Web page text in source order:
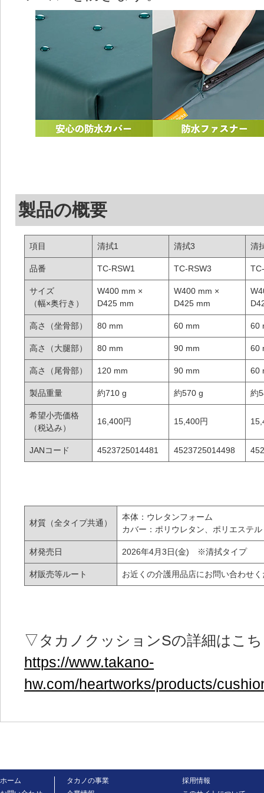
製品の概要
項目 清拭1 清拭3 清
品番 TC-RSW1 TC-RSW3
サイズ
（幅×奥行き）
W400 mm ×
D425 mm
W400 mm ×
D425 mm
高さ（坐骨部） 80 mm 60 mm 60
高さ（大腿部） 80 mm 90 mm 60
高さ（尾骨部） 120 mm 90 mm 60
製品重量 約710 g 約570 g 約
希望小売価格
（税込み）
16,400円 15,400円
JANコード 4523725014481 4523725014498
材質（全タイプ共通）
本体：ウレタンフォーム
カバー：ポリウレタン、ポリエステル
材発売日 2026年4月3日(金) ※清拭タイプ
材販売等ルート お近くの介護用品店にお問い合わせ
▽タカノクッションSの詳細はこ
https://www.takano-
hw.com/heartworks/products/
ホーム
タカノの事業
採用情報